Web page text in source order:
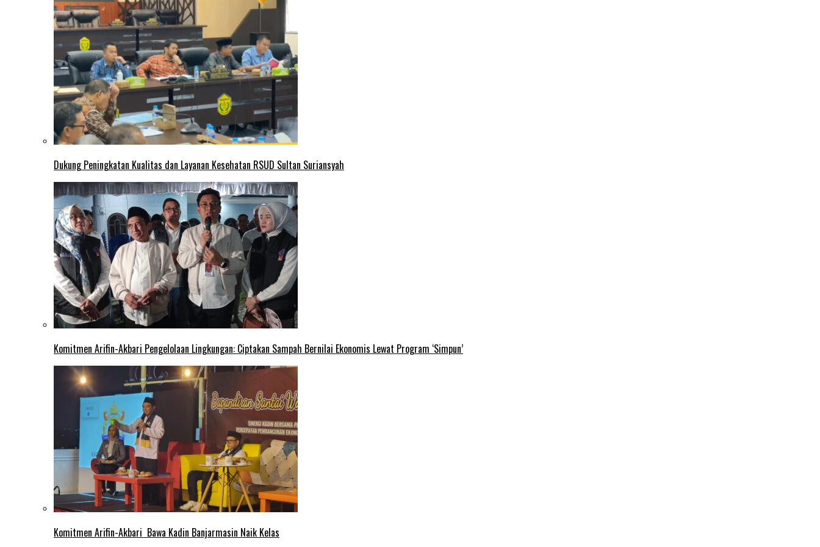
Dukung Peningkatan Kualitas dan Layanan Kesehatan RSUD Sultan Suriansyah
Komitmen Arifin-Akbari Pengelolaan Lingkungan: Ciptakan Sampah Bernilai Ekonomis Lewat Program ‘Simpun’
Komitmen Arifin-Akbari Bawa Kadin Banjarmasin Naik Kelas